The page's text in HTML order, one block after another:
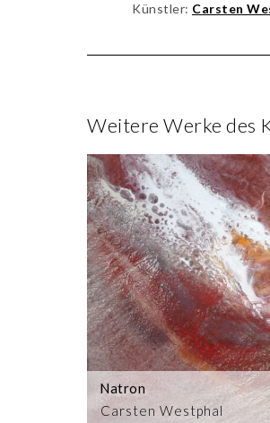
Künstler: Carsten
Weitere Werke des
Carsten Westphal
Natron